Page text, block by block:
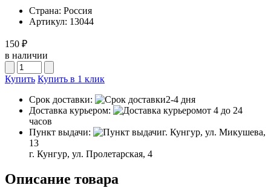
Страна: Россия
Артикул: 13044
150 ₽
в наличии
Купить Купить в 1 клик
Срок доставки:
2-4 дня
Доставка курьером:
от 4 до 24
часов
Пункт выдачи:
г. Кунгур, ул. Микушева,
13
г. Кунгур, ул. Пролетарская, 4
Описание товара